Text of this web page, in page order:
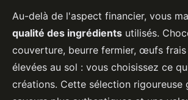
Au-delà de l'aspect financier, vous
qualité des ingrédients utilisés.
couverture, beurre fermier, œufs
élevées au sol : vous choisissez ce
créations. Cette sélection rigoureuse